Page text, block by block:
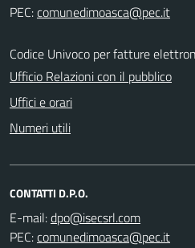
PEC:
Codice Univoco per fatture
Ufficio Relazioni con il pubblico
Uffici e orari
Numeri utili
CONTATTI D.P.O.
E-mail:
PEC: